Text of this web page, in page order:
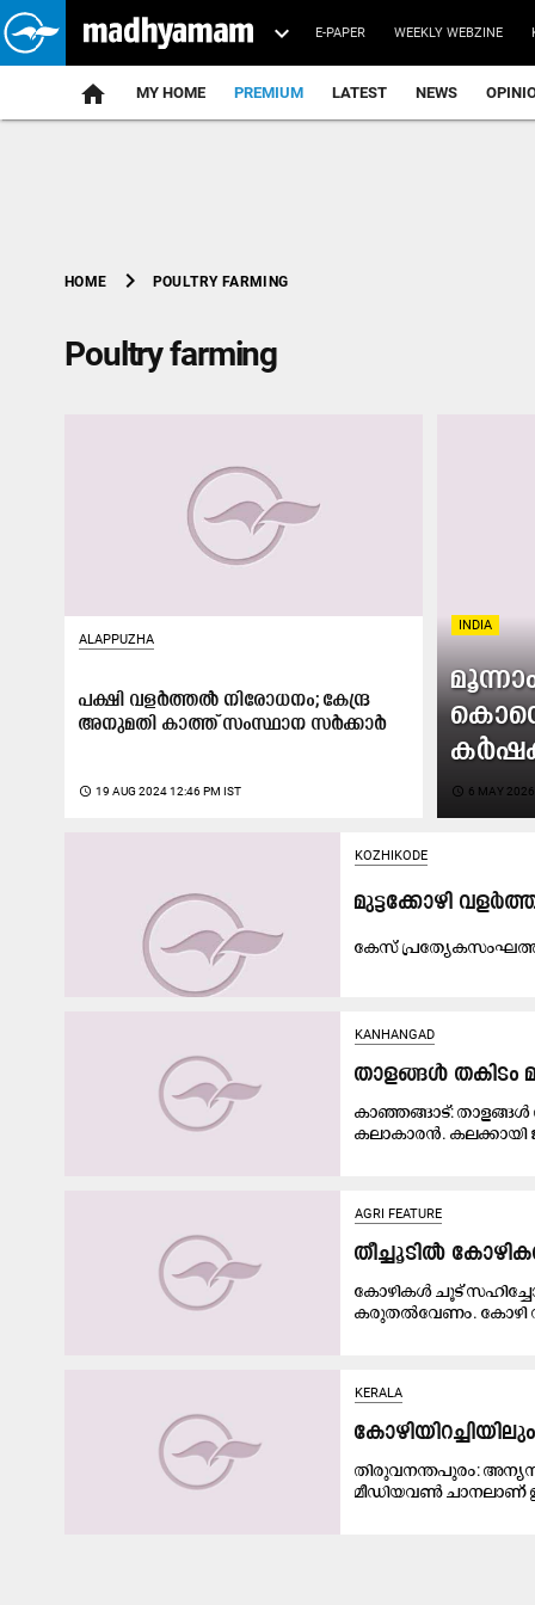
E-PAPER WEEKLY WEBZINE
home MY HOME PREMIUM LATEST NEWS
HOME chevron_right POULTRY FARMING
Poultry farming
INDIA
access_time 6 MAY
ALAPPUZHA
പക്ഷി വളർത്തൽ നിരോധനം; കേന്ദ്ര
അനുമതി കാത്ത്​ സംസ്ഥാന സർക്കാർ
access_time 19 AUG 2024 12:46 PM IST
KOZHIKODE
മുട്ടക്കോഴി
കേസ്
KANHANGAD
താളങ്ങൾ തകിടം
കാഞ്ഞങ്ങാട്: താളങ്ങൾ
കലാകാരൻ. കലക്കായി
AGRI FEATURE
തീച്ചൂടിൽ
കോഴികൾ ചൂട്​
കരുതൽവേണം. കോഴി
KERALA
തിരുവനന്തപുരം:
മീഡിയവൺ ചാനലാണ്